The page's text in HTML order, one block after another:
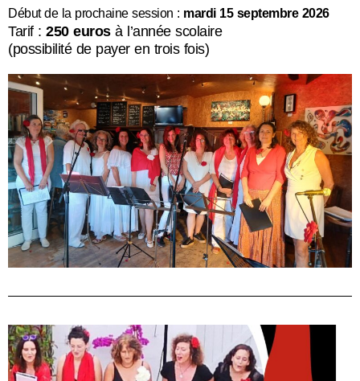
Début de la prochaine session : mardi 15 septembre 2026
Tarif : 250 eurosà l’année scolaire
(possibilité de payer en trois fois)